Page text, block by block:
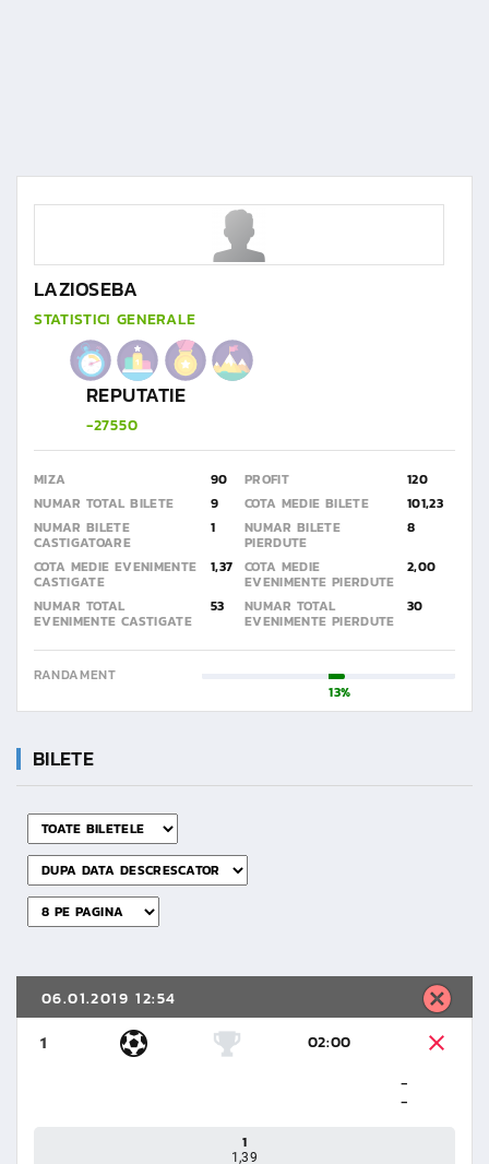
LAZIOSEBA
STATISTICI GENERALE
REPUTATIE
-27550
MIZA 90 PROFIT
120
NUMAR TOTAL BILETE
9 COTA MEDIE BILETE
101,23
NUMAR BILETE
CASTIGATOARE
1 NUMAR BILETE
PIERDUTE
8
COTA MEDIE EVENIMENTE
CASTIGATE
1,37 COTA MEDIE
EVENIMENTE PIERDUTE
2,00
NUMAR TOTAL
EVENIMENTE CASTIGATE
53 NUMAR TOTAL
EVENIMENTE PIERDUTE
30
RANDAMENT
13%
BILETE
06.01.2019 12:54
1
02:00
-
-
1
1,39